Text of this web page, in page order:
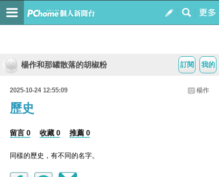
我的
訂閱
楊作和那罐散落的胡椒粉
2025-10-24 12:55:09 楊作
歷史
留言 0 收藏 0 推薦 0
同樣的歷史，有不同的名字。